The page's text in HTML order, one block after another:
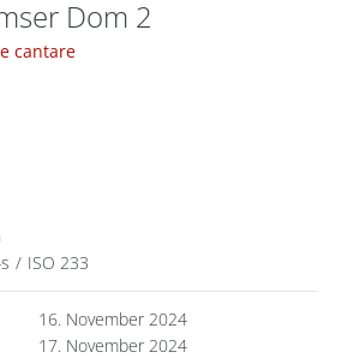
Dom 2
cantare
/ ISO 233
16. November 2024
17. November 2024